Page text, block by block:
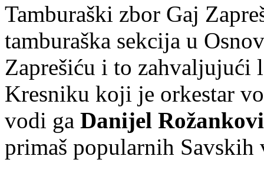
Tamburaški zbor Gaj
tamburaška sekcija u
Zaprešiću i to zahvaljujući
Kresniku koji je orkestar
vodi ga Danijel
primaš popularnih Savskih